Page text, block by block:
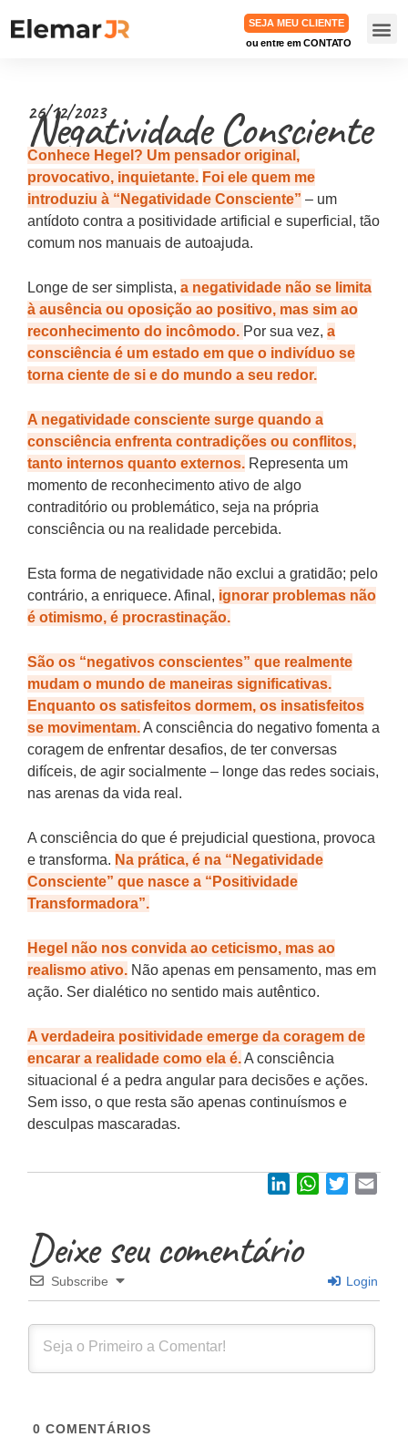
SEJA MEU CLIENTE
ou entre em CONTATO
26/12/2023
Negatividade Consciente
Conhece Hegel? Um pensador original,
provocativo, inquietante. Foi ele quem me
introduziu à “Negatividade Consciente” – um
antídoto contra a positividade artificial e superficial, tão
comum nos manuais de autoajuda.
Longe de ser simplista, a negatividade não se limita
à ausência ou oposição ao positivo, mas sim ao
reconhecimento do incômodo. Por sua vez, a
consciência é um estado em que o indivíduo se
torna ciente de si e do mundo a seu redor.
A negatividade consciente surge quando a
consciência enfrenta contradições ou conflitos,
tanto internos quanto externos. Representa um
momento de reconhecimento ativo de algo
contraditório ou problemático, seja na própria
consciência ou na realidade percebida.
Esta forma de negatividade não exclui a gratidão; pelo
contrário, a enriquece. Afinal, ignorar problemas não
é otimismo, é procrastinação.
São os “negativos conscientes” que realmente
mudam o mundo de maneiras significativas.
Enquanto os satisfeitos dormem, os insatisfeitos
se movimentam.A consciência do negativo fomenta a
coragem de enfrentar desafios, de ter conversas
difíceis, de agir socialmente – longe das redes sociais,
nas arenas da vida real.
A consciência do que é prejudicial questiona, provoca
e transforma. Na prática, é na “Negatividade
Consciente” que nasce a “Positividade
Transformadora”.
Hegel não nos convida ao ceticismo, mas ao
realismo ativo. Não apenas em pensamento, mas em
ação. Ser dialético no sentido mais autêntico.
A verdadeira positividade emerge da coragem de
encarar a realidade como ela é.A consciência
situacional é a pedra angular para decisões e ações.
Sem isso, o que resta são apenas continuísmos e
desculpas mascaradas.
LinkedInWhatsApp
Twitter
Deixe seu comentário
Subscribe Login
0 COMENTÁRIOS